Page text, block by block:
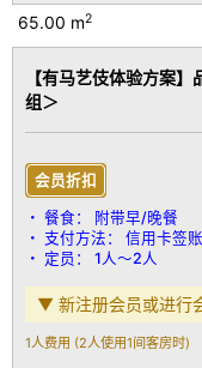
配备迷你吧
免费 Wi-Fi
提供意大利名牌
提供意大利 MARVIS 牙齿
提供土耳其 HAMAM 浴袍
Doctor Air 按摩椅
客房设备：
带温水洗净功能的马桶 /
※ 为确保安静舒适的住
解。
65.00 m2
【有马艺伎体验方案
组＞
会员折扣
餐食：
附带早/晚餐
支付方法：
信用卡签账
定员：
1人～2人
▼ 新注册会员或进行
1人费用 (2人使用1间客房时)